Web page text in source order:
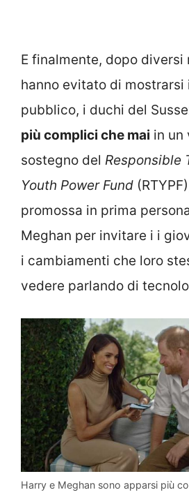
E finalmente, dopo diversi
hanno evitato di mostrarsi
pubblico, i duchi del
più complici che mai in un
sostegno del Responsible
Youth Power Fund
promossa in prima
Meghan per invitare i i
i cambiamenti che loro
vedere parlando di
Harry e Meghan sono apparsi più